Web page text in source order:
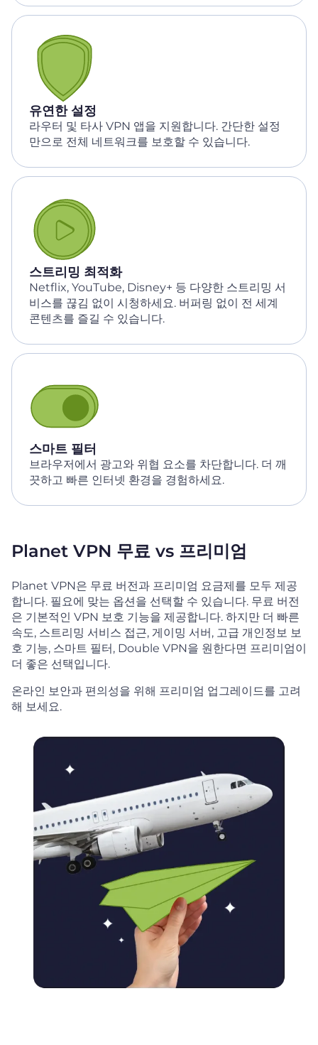
유연한 설정
라우터 및 타사 VPN 앱을 지원합니다. 간단한 설정
만으로 전체 네트워크를 보호할 수 있습니다.
스트리밍 최적화
Netflix, YouTube, Disney+ 등 다양한 스트리밍 서
비스를 끊김 없이 시청하세요. 버퍼링 없이 전 세계
콘텐츠를 즐길 수 있습니다.
스마트 필터
브라우저에서 광고와 위협 요소를 차단합니다. 더 깨
끗하고 빠른 인터넷 환경을 경험하세요.
Planet VPN 무료 vs 프리미엄
Planet VPN은 무료 버전과 프리미엄 요금제를 모두 제공
합니다. 필요에 맞는 옵션을 선택할 수 있습니다. 무료 버전
은 기본적인 VPN 보호 기능을 제공합니다. 하지만 더 빠른
속도, 스트리밍 서비스 접근, 게이밍 서버, 고급 개인정보 보
호 기능, 스마트 필터, Double VPN을 원한다면 프리미엄이
더 좋은 선택입니다.
온라인 보안과 편의성을 위해 프리미엄 업그레이드를 고려
해 보세요.